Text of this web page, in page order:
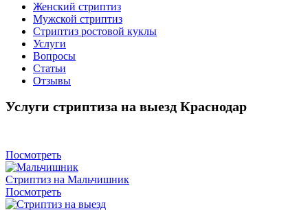
Женский стриптиз
Мужской стриптиз
Стриптиз ростовой куклы
Услуги
Вопросы
Статьи
Отзывы
Услуги стриптиза на выезд Краснодар
Посмотреть
Стриптиз на Мальчишник
Посмотреть